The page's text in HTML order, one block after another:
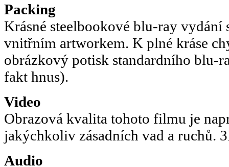
Packing
Krásné steelbookové blu-ray vydání
vnitřním artworkem. K plné kráse
obrázkový potisk standardního blu-
fakt hnus).
Video
Obrazová kvalita tohoto filmu je
jakýchkoliv zásadních vad a ruchů.
Audio